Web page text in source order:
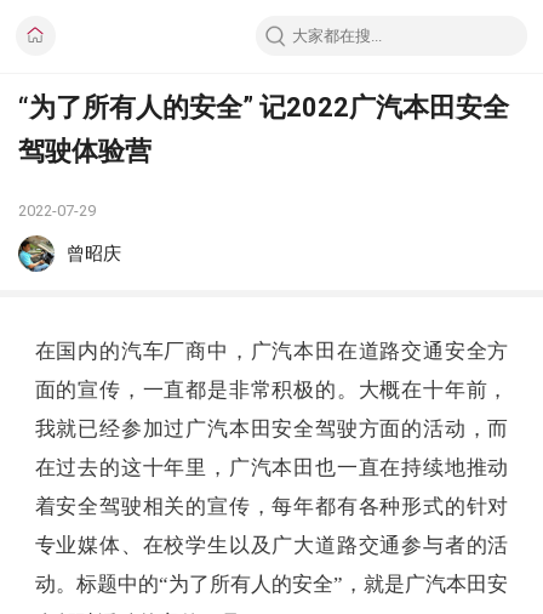
“为了所有人的安全” 记2022广汽本田安全
驾驶体验营
2022-07-29
曾昭庆
在国内的汽车厂商中，广汽本田在道路交通安全方
面的宣传，一直都是非常积极的。大概在十年前，
我就已经参加过广汽本田安全驾驶方面的活动，而
在过去的这十年里，广汽本田也一直在持续地推动
着安全驾驶相关的宣传，每年都有各种形式的针对
专业媒体、在校学生以及广大道路交通参与者的活
动。标题中的“为了所有人的安全”，就是广汽本田安